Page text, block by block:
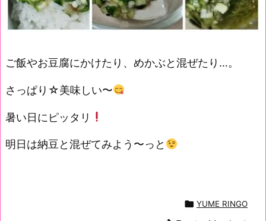
ご飯やお豆腐にかけたり、めかぶと混ぜたり…。
さっぱり☆美味しい〜
暑い日にピッタリ
明日は納豆と混ぜてみよう〜っと
 YUME RINGO